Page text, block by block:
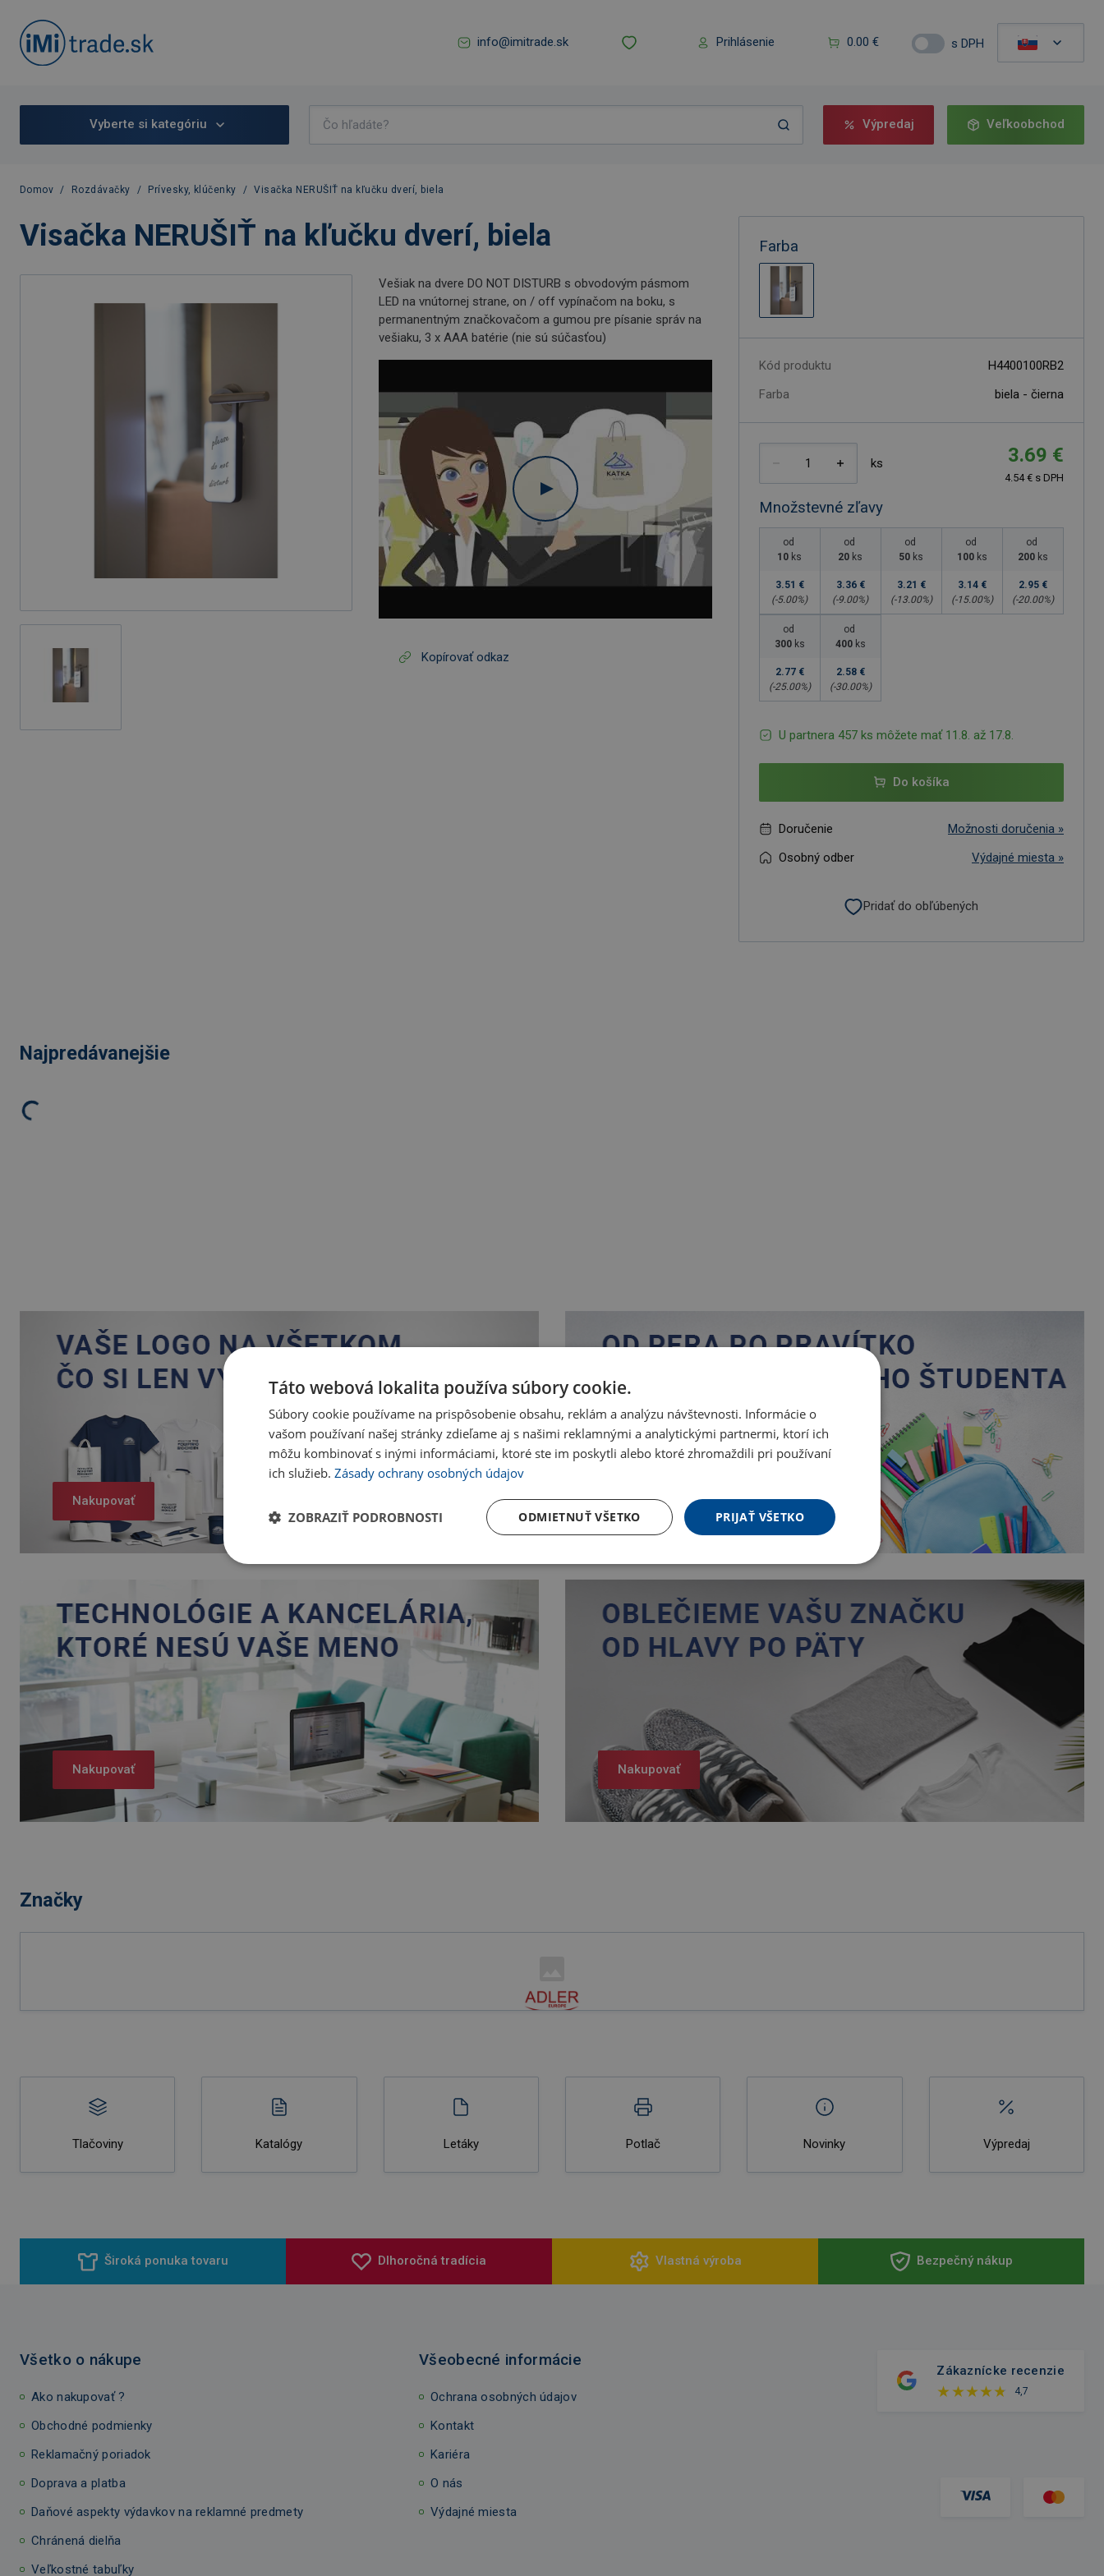
info@imitrade.sk Prihlásenie 0.00 € s DPH
Vyberte si kategóriu Výpredaj Veľkoobchod
Domov / Rozdávačky / Prívesky, klúčenky / Visačka NERUŠIŤ na kľučku dverí, biela
Visačka NERUŠIŤ na kľučku dverí, biela
Vešiak na dvere DO NOT DISTURB s obvodovým pásmom
LED na vnútornej strane, on / off vypínačom na boku, s
permanentným značkovačom a gumou pre písanie správ na
vešiaku, 3 x AAA batérie (nie sú súčasťou)
Kopírovať odkaz
Farba
Kód produktu
H4400100RB2
Farba
biela - čierna
ks 3.69 €
4.54 € s DPH
Množstevné zľavy
od
10 ks
3.51 €
(-5.00%)
od
20 ks
3.36 €
(-9.00%)
od
50 ks
3.21 €
(-13.00%)
od
100 ks
3.14 €
(-15.00%)
od
200 ks
2.95 €
(-20.00%)
od
300 ks
2.77 €
(-25.00%)
od
400 ks
2.58 €
(-30.00%)
U partnera 457 ks môžete mať 11.8. až 17.8.
Do košíka
Doručenie
Možnosti doručenia »
Osobný odber
Výdajné miesta »
Pridať do obľúbených
Najpredávanejšie
Nakupovať Nakupovať
Nakupovať Nakupovať
Značky
Tlačoviny Katalógy Letáky Potlač Novinky Výpredaj
Široká ponuka tovaru Dlhoročná tradícia Vlastná výroba Bezpečný nákup
Všetko o nákupe
Ako nakupovať ?
Obchodné podmienky
Reklamačný poriadok
Doprava a platba
Daňové aspekty výdavkov na reklamné predmety
Chránená dielňa
Veľkostné tabuľky
Všeobecné informácie
Ochrana osobných údajov
Kontakt
Kariéra
O nás
Výdajné miesta
Zákaznícke recenzie
4,7
Táto webová lokalita používa súbory cookie.
Súbory cookie používame na prispôsobenie obsahu, reklám a analýzu návštevnosti. Informácie o
vašom používaní našej stránky zdieľame aj s našimi reklamnými a analytickými partnermi, ktorí ich
môžu kombinovať s inými informáciami, ktoré ste im poskytli alebo ktoré zhromaždili pri používaní
ich služieb. Zásady ochrany osobných údajov
PRIJAŤ VŠETKO
ODMIETNUŤ VŠETKO
ZOBRAZIŤ PODROBNOSTI